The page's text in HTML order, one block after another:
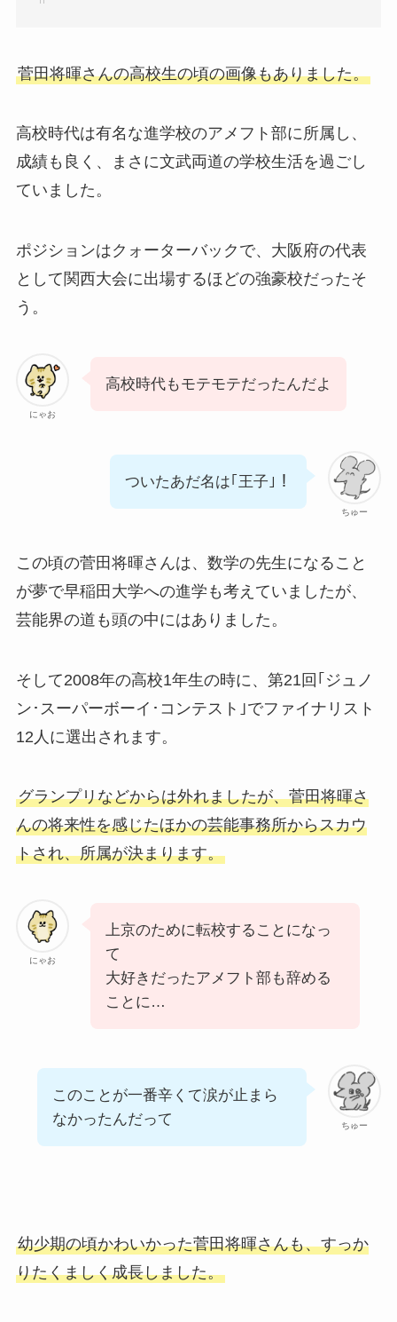
菅田将暉さんの高校生の頃の画像もありました。
高校時代は有名な進学校のアメフト部に所属し、
成績も良く、まさに文武両道の学校生活を過ごし
ていました。
ポジションはクォーターバックで、大阪府の代表
として関西大会に出場するほどの強豪校だったそ
う。
にゃお
高校時代もモテモテだったんだよ
ちゅー
ついたあだ名は｢王子｣！
この頃の菅田将暉さんは、数学の先生になること
が夢で早稲田大学への進学も考えていましたが、
芸能界の道も頭の中にはありました。
そして2008年の高校1年生の時に、第21回｢ジュノ
ン･スーパーボーイ･コンテスト｣でファイナリスト
12人に選出されます。
グランプリなどからは外れましたが、菅田将暉さ
んの将来性を感じたほかの芸能事務所からスカウ
トされ、所属が決まります。
にゃお
上京のために転校することになっ
て
大好きだったアメフト部も辞める
ことに…
ちゅー
このことが一番辛くて涙が止まら
なかったんだって
幼少期の頃かわいかった菅田将暉さんも、すっか
りたくましく成長しました。